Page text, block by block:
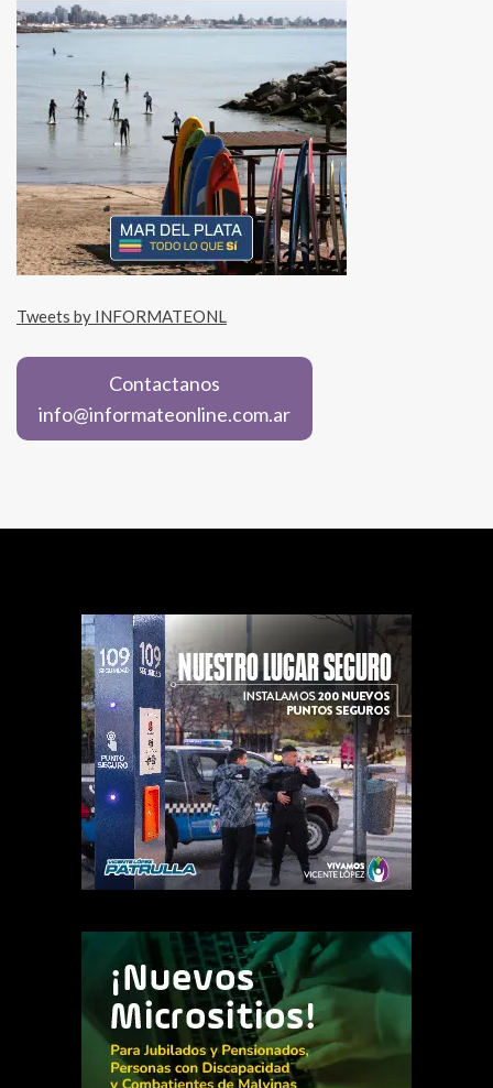
Tweets by INFORMATEONL
Contactanos
info@informateonline.com.ar